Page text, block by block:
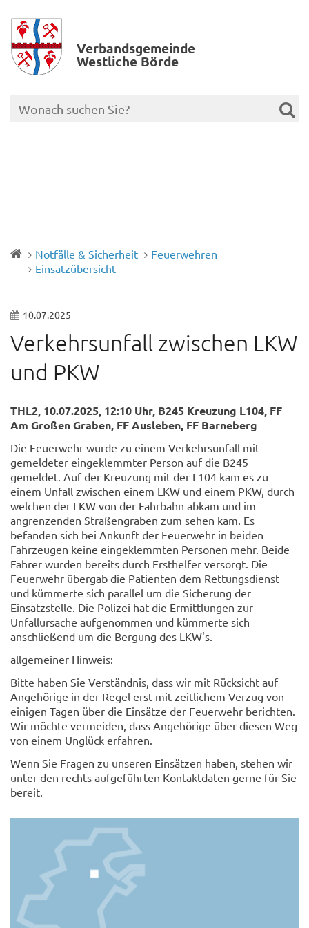
Verbands­gemeinde
Westliche Börde
Notfälle & Sicherheit
Feuerwehren
Einsatzübersicht
10.07.2025
Verkehrsunfall zwischen LKW
und PKW
THL2, 10.07.2025, 12:10 Uhr, B245 Kreuzung L104, FF
Am Großen Graben, FF Ausleben, FF Barneberg
Die Feuerwehr wurde zu einem Verkehrsunfall mit
gemeldeter eingeklemmter Person auf die B245
gemeldet. Auf der Kreuzung mit der L104 kam es zu
einem Unfall zwischen einem LKW und einem PKW, durch
welchen der LKW von der Fahrbahn abkam und im
angrenzenden Straßengraben zum sehen kam. Es
befanden sich bei Ankunft der Feuerwehr in beiden
Fahrzeugen keine eingeklemmten Personen mehr. Beide
Fahrer wurden bereits durch Ersthelfer versorgt. Die
Feuerwehr übergab die Patienten dem Rettungsdienst
und kümmerte sich parallel um die Sicherung der
Einsatzstelle. Die Polizei hat die Ermittlungen zur
Unfallursache aufgenommen und kümmerte sich
anschließend um die Bergung des LKW's.
allgemeiner Hinweis:
Bitte haben Sie Verständnis, dass wir mit Rücksicht auf
Angehörige in der Regel erst mit zeitlichem Verzug von
einigen Tagen über die Einsätze der Feuerwehr berichten.
Wir möchte vermeiden, dass Angehörige über diesen Weg
von einem Unglück erfahren.
Wenn Sie Fragen zu unseren Einsätzen haben, stehen wir
unter den rechts aufgeführten Kontaktdaten gerne für Sie
bereit.